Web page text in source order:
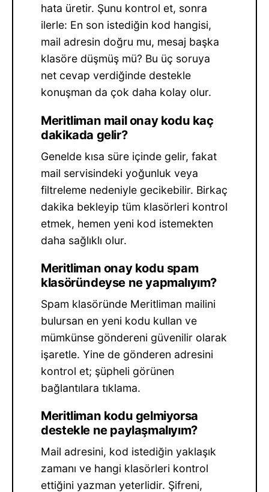
hata üretir. Şunu kontrol et, sonra
ilerle: En son istediğin kod hangisi,
mail adresin doğru mu, mesaj başka
klasöre düşmüş mü? Bu üç soruya
net cevap verdiğinde destekle
konuşman da çok daha kolay olur.
Meritliman mail onay kodu kaç
dakikada gelir?
Genelde kısa süre içinde gelir, fakat
mail servisindeki yoğunluk veya
filtreleme nedeniyle gecikebilir. Birkaç
dakika bekleyip tüm klasörleri kontrol
etmek, hemen yeni kod istemekten
daha sağlıklı olur.
Meritliman onay kodu spam
klasöründeyse ne yapmalıyım?
Spam klasöründe Meritliman mailini
bulursan en yeni kodu kullan ve
mümkünse göndereni güvenilir olarak
işaretle. Yine de gönderen adresini
kontrol et; şüpheli görünen
bağlantılara tıklama.
Meritliman kodu gelmiyorsa
destekle ne paylaşmalıyım?
Mail adresini, kod istediğin yaklaşık
zamanı ve hangi klasörleri kontrol
ettiğini yazman yeterlidir. Şifreni,